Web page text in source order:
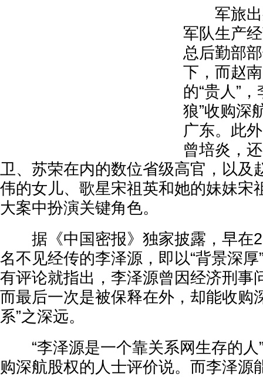
军旅出
军队生产
总后勤部
下，而赵
的“贵人”
狼”收购深
广东。此
曾培炎，
卫、苏荣在内的数位省级高官，以及
伟的女儿、歌星宋祖英和她的妹妹宋
大案中扮演关键角色。
据《中国密报》独家披露，早在
名不见经传的李泽源，即以“背景深
有评论就指出，李泽源曾因经济刑事
而最后一次是被保释在外，却能收购
系”之深远。
“李泽源是一个靠关系网生存的人
购深航股权的人士评价说。而李泽源